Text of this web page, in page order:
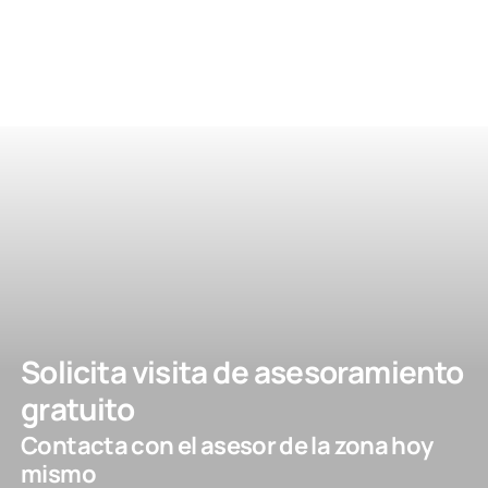
Solicita visita de asesoramiento
gratuito
Contacta con el asesor de la zona hoy
mismo